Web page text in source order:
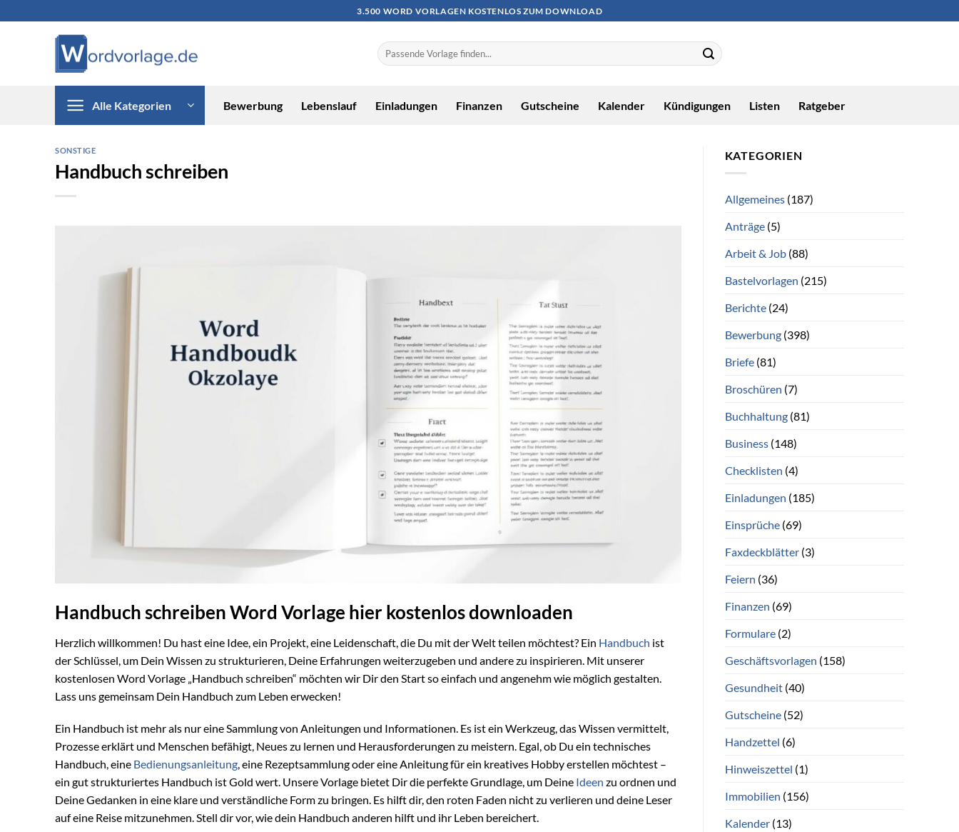
3.500 WORD VORLAGEN KOSTENLOS ZUM DOWNLOAD
Alle Kategorien Bewerbung Lebenslauf Einladungen Finanzen Gutscheine Kalender Kündigungen Listen Ratgeber
SONSTIGE
Handbuch schreiben
Handbuch schreiben Word Vorlage hier kostenlos downloaden
Herzlich willkommen! Du hast eine Idee, ein Projekt, eine Leidenschaft, die Du mit der Welt teilen möchtest? Ein Handbuch ist
der Schlüssel, um Dein Wissen zu strukturieren, Deine Erfahrungen weiterzugeben und andere zu inspirieren. Mit unserer
kostenlosen Word Vorlage „Handbuch schreiben“ möchten wir Dir den Start so einfach und angenehm wie möglich gestalten.
Lass uns gemeinsam Dein Handbuch zum Leben erwecken!
Ein Handbuch ist mehr als nur eine Sammlung von Anleitungen und Informationen. Es ist ein Werkzeug, das Wissen vermittelt,
Prozesse erklärt und Menschen befähigt, Neues zu lernen und Herausforderungen zu meistern. Egal, ob Du ein technisches
Handbuch, eine Bedienungsanleitung, eine Rezeptsammlung oder eine Anleitung für ein kreatives Hobby erstellen möchtest –
ein gut strukturiertes Handbuch ist Gold wert. Unsere Vorlage bietet Dir die perfekte Grundlage, um Deine Ideen zu ordnen und
Deine Gedanken in eine klare und verständliche Form zu bringen. Es hilft dir, den roten Faden nicht zu verlieren und deine Leser
auf eine Reise mitzunehmen. Stell dir vor, wie dein Handbuch anderen hilft und ihr Leben bereichert.
KATEGORIEN
Allgemeines(187)
Anträge(5)
Arbeit & Job(88)
Bastelvorlagen (215)
Berichte(24)
Bewerbung(398)
Briefe(81)
Broschüren (7)
Buchhaltung(81)
Business(148)
Checklisten (4)
Einladungen (185)
Einsprüche(69)
Faxdeckblätter(3)
Feiern (36)
Finanzen (69)
Formulare(2)
Geschäftsvorlagen (158)
Gesundheit(40)
Gutscheine(52)
Handzettel (6)
Hinweiszettel (1)
Immobilien (156)
Kalender(13)